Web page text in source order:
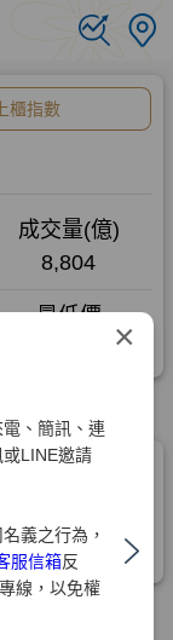
×
、簡訊、連
LINE邀請
義之行為，
服信箱反
線，以免權